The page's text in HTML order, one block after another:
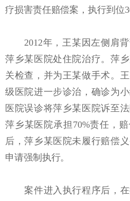
疗损害责任赔偿案，执行到位
2012年，王某因左侧肩背
萍乡某医院处住院治疗。萍
关检查，并为王某做手术。
级医院进一步诊治，确诊为
医院误诊将萍乡某医院诉至
萍乡某医院承担70%责任，
后，萍乡某医院未履行赔偿
申请强制执行。
案件进入执行程序后，在